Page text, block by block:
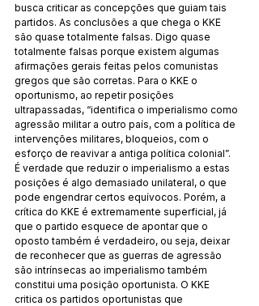
busca criticar as concepções que guiam tais
partidos. As conclusões a que chega o KKE
são quase totalmente falsas. Digo quase
totalmente falsas porque existem algumas
afirmações gerais feitas pelos comunistas
gregos que são corretas. Para o KKE o
oportunismo, ao repetir posições
ultrapassadas, “identifica o imperialismo como
agressão militar a outro país, com a política de
intervenções militares, bloqueios, com o
esforço de reavivar a antiga política colonial”.
É verdade que reduzir o imperialismo a estas
posições é algo demasiado unilateral, o que
pode engendrar certos equívocos. Porém, a
crítica do KKE é extremamente superficial, já
que o partido esquece de apontar que o
oposto também é verdadeiro, ou seja, deixar
de reconhecer que as guerras de agressão
são intrínsecas ao imperialismo também
constitui uma posição oportunista. O KKE
critica os partidos oportunistas que